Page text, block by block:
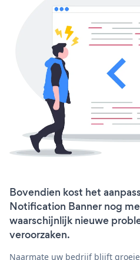
Bovendien kost het
Notification Banner nog
waarschijnlijk nieuwe
veroorzaken.
Naarmate uw bedrijf blijft